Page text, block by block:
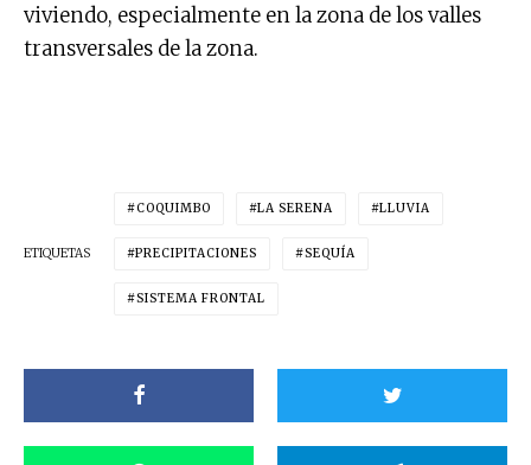
viviendo, especialmente en la zona de los valles
transversales de la zona.
ETIQUETAS
COQUIMBO LA SERENA LLUVIA
PRECIPITACIONES SEQUÍA
SISTEMA FRONTAL